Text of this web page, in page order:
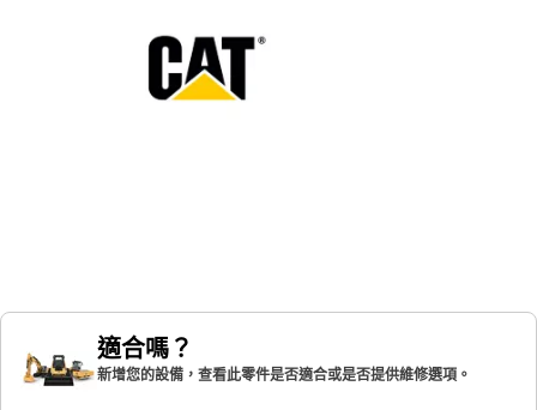
適合嗎？
新增您的設備，查看此零件是否適合或是否提供維修選項。